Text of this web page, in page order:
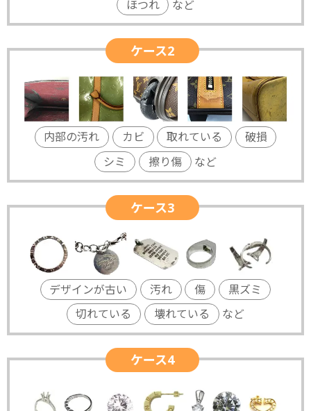
ほつれ
など
ケース2
内部の汚れ カビ 取れている
破損
シミ
擦り傷 など
ケース3
デザインが古い 汚れ 傷
黒ズミ
切れている
壊れている など
ケース4